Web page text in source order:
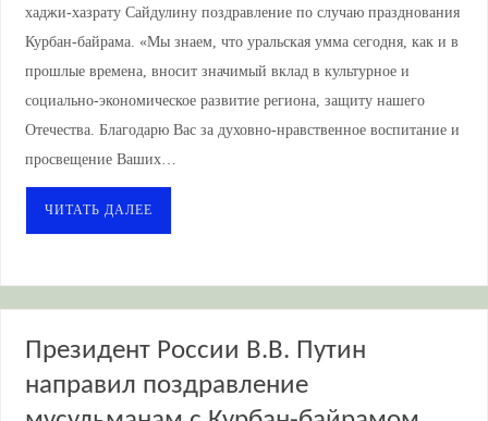
хаджи-хазрату Сайдулину поздравление по случаю празднования
Курбан-байрама. «Мы знаем, что уральская умма сегодня, как и в
прошлые времена, вносит значимый вклад в культурное и
социально-экономическое развитие региона, защиту нашего
Отечества. Благодарю Вас за духовно-нравственное воспитание и
просвещение Ваших…
ЧИТАТЬ ДАЛЕЕ
Президент России В.В. Путин
направил поздравление